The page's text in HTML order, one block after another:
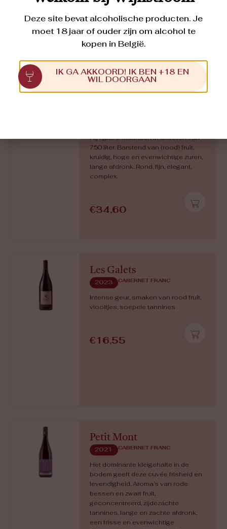
Diogène Amphore
GAMAY ST. ROMAIN
Hij rijpte 6 maanden in amforen van
750 liter. Barstend van (rood) fruit,
kruidig, hoge en evenwichtige zuren,
lange afdronk. Rond, fijn, elegant,
complex.
€34,60
Les Galets
2023 CABERNET FRANC
Intense geur, smaken van rood fruit,
viooltjes, soepele tannines
€16,55
Petit Mont
2021 CABERNET FRANC
Het dominante kleigehalte in de
bodem geeft deze cuvée frisheid en
levendigheid. Aroma’s van rode
bessen en zwart fruit,
geconcentreerd, zijdezachte
tannines, lange en zachte afdronk,
een frisse en evenwichtige
Deze site bevat alcoholische producten. Je
moet 18 jaar of ouder zijn om alcohol te
kopen in België.
IK GA AKKOORD! IK BEN +18 EN
WIL DOORGAAN